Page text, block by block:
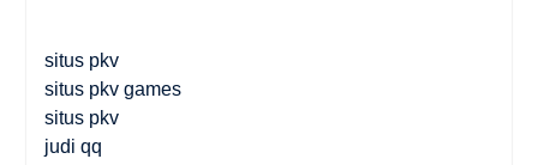
situs pkv
situs pkv games
situs pkv
judi qq